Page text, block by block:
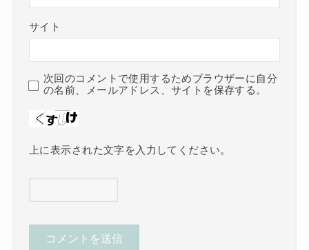
サイト
次回のコメントで使用するためブラウザーに自分
の名前、メールアドレス、サイトを保存する。
上に表示された文字を入力してください。